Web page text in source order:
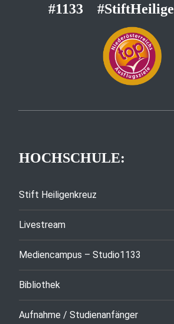
#1133
HOCHSCHULE:
Stift Heiligenkreuz
Livestream
Mediencampus – Studio1133
Bibliothek
Aufnahme / Studienanfänger